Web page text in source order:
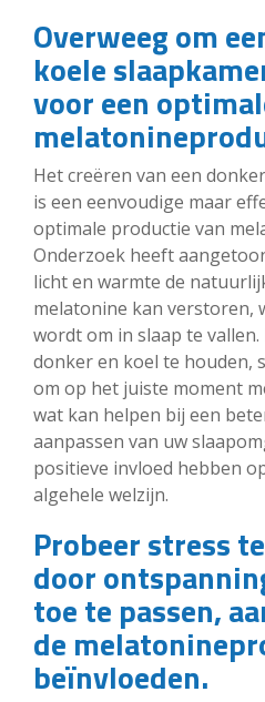
Overweeg om
koele
voor een
Het creëren van een
is een eenvoudige maar
optimale productie van
Onderzoek heeft
licht en warmte de
melatonine kan verstoren,
wordt om in slaap te
donker en koel te houden,
om op het juiste moment
wat kan helpen bij een
aanpassen van uw
positieve invloed hebben
algehele welzijn.
Probeer stress
door
toe te passen,
de
beïnvloeden.